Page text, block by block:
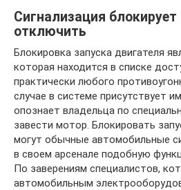
Сигнализация
отключить
Блокировка запуска двигателя
которая находится в списке
практически любого
случае в системе присутствует
опознает владельца по
завести мотор. Блокировать
могут обычные автомобильные
в своем арсенале подобную
По заверениям специалистов,
автомобильным